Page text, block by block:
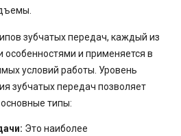
зубчатых передач, каждый из
особенностями и применяется в
условий работы. Уровень
зубчатых передач позволяет
типы:
Это наиболее